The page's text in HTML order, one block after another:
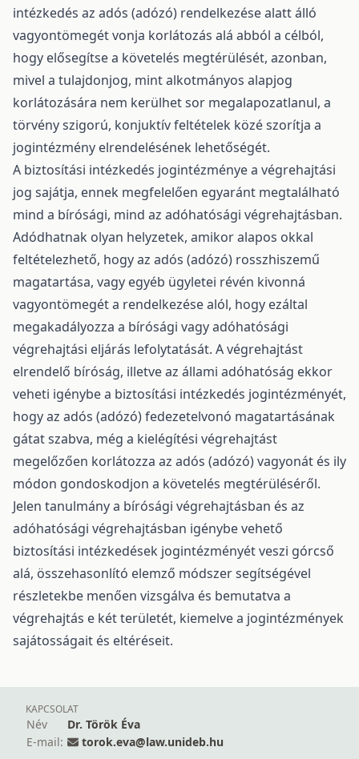
intézkedés az adós (adózó) rendelkezése alatt álló
vagyontömegét vonja korlátozás alá abból a célból,
hogy elősegítse a követelés megtérülését, azonban,
mivel a tulajdonjog, mint alkotmányos alapjog
korlátozására nem kerülhet sor megalapozatlanul, a
törvény szigorú, konjuktív feltételek közé szorítja a
jogintézmény elrendelésének lehetőségét.
A biztosítási intézkedés jogintézménye a végrehajtási
jog sajátja, ennek megfelelően egyaránt megtalálható
mind a bírósági, mind az adóhatósági végrehajtásban.
Adódhatnak olyan helyzetek, amikor alapos okkal
feltételezhető, hogy az adós (adózó) rosszhiszemű
magatartása, vagy egyéb ügyletei révén kivonná
vagyontömegét a rendelkezése alól, hogy ezáltal
megakadályozza a bírósági vagy adóhatósági
végrehajtási eljárás lefolytatását. A végrehajtást
elrendelő bíróság, illetve az állami adóhatóság ekkor
veheti igénybe a biztosítási intézkedés jogintézményét,
hogy az adós (adózó) fedezetelvonó magatartásának
gátat szabva, még a kielégítési végrehajtást
megelőzően korlátozza az adós (adózó) vagyonát és ily
módon gondoskodjon a követelés megtérüléséről.
Jelen tanulmány a bírósági végrehajtásban és az
adóhatósági végrehajtásban igénybe vehető
biztosítási intézkedések jogintézményét veszi górcső
alá, összehasonlító elemző módszer segítségével
részletekbe menően vizsgálva és bemutatva a
végrehajtás e két területét, kiemelve a jogintézmények
sajátosságait és eltéréseit.
KAPCSOLAT
Név
Dr. Török Éva
E-mail:
torok.eva@law.unideb.hu